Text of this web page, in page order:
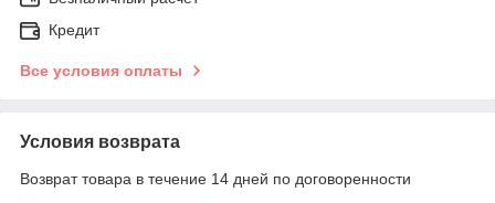
Кредит
Все условия оплаты
Условия возврата
Возврат товара в течение 14 дней по договоренности